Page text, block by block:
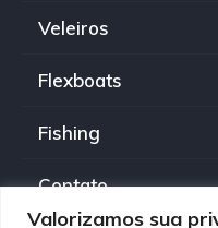
Valorizamos sua
Veleiros
Flexboats
Fishing
Contato